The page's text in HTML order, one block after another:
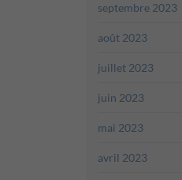
septembre 2023
août 2023
juillet 2023
juin 2023
mai 2023
avril 2023